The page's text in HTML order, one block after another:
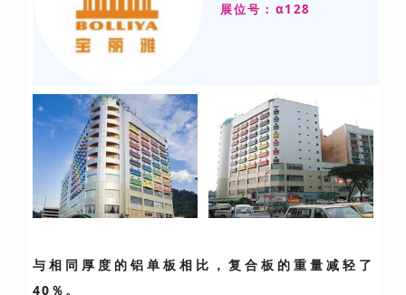
展位号：α128
与相同厚度的铝单板相比，复合板的重量减轻了
40％。